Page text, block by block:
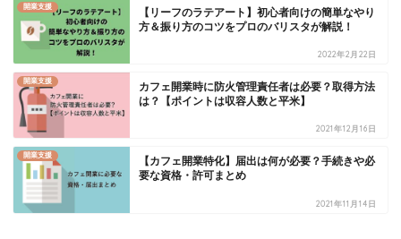
開業支援
【リーフのラテアート】初心者向けの簡単なやり
方＆振り方のコツをプロのバリスタが解説！
2022年2月22日
開業支援
カフェ開業時に防火管理責任者は必要？取得方法
は？【ポイントは収容人数と平米】
2021年12月16日
開業支援
【カフェ開業特化】届出は何が必要？手続きや必
要な資格・許可まとめ
2021年11月14日